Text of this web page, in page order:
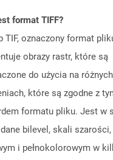
format TIFF?
TIF, oznaczony format
obrazy rastr, które są
do użycia na różnych
które są zgodne z
formatu pliku. Jest w
bilevel, skali
i pełnokolorowym w